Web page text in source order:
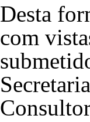
Desta
com